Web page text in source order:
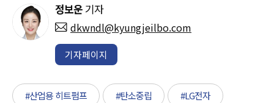
정보운 기자
dkwndl@kyungjeilbo.com
기자페이지
#산업용 히트펌프 #탄소중립 #LG전자